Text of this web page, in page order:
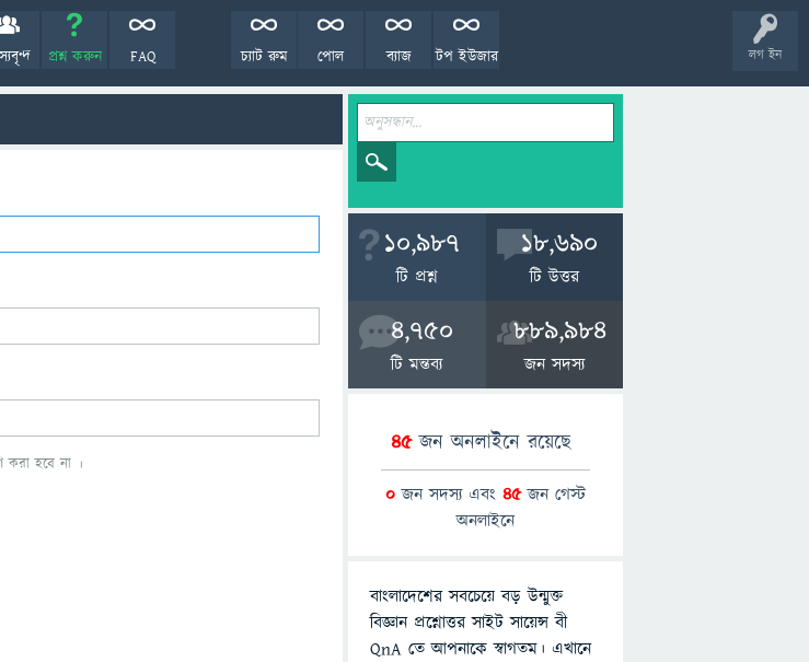
লগ ইন
প্রশ্ন করুন FAQ টপ ইউজার
ব্যাজ
পোল
চ্যাট রুম
করা হবে না ।
10,987
টি প্রশ্ন
18,690
টি উত্তর
4,750
টি মন্তব্য
889,984
জন সদস্য
45জন অনলাইনে রয়েছে
0 জন সদস্য এবং 45জন গেস্ট
অনলাইনে
বাংলাদেশের সবচেয়ে বড় উন্মুক্ত
বিজ্ঞান প্রশ্নোত্তর সাইট সায়েন্স বী
QnA তে আপনাকে স্বাগতম। এখানে